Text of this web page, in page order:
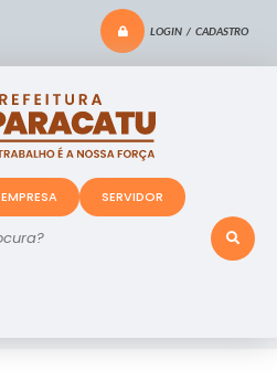
LOGIN / CADASTRO
EMPRESA SERVIDOR